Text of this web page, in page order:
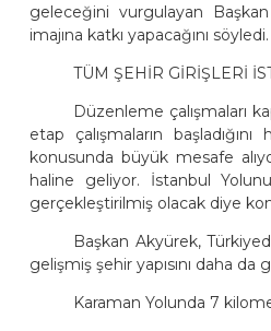
geleceğini vurgulayan Başkan
imajına katkı yapacağını söyledi.
TÜM ŞEHİR GİRİŞLERİ
Düzenleme çalışmaları
etap çalışmaların
konusunda büyük mesafe
haline geliyor. İstanbul
gerçekleştirilmiş olacak diye
Başkan Akyürek,
gelişmiş şehir yapısını daha
Karaman Yolunda 7